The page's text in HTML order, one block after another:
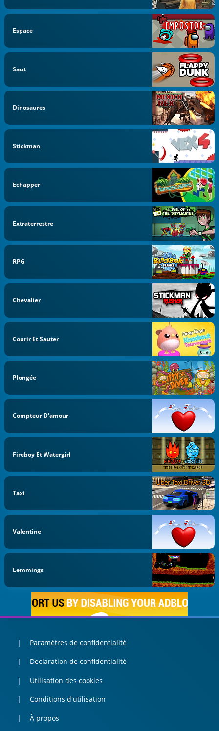
Espace
Saut
Dinosaures
Stickman
Echapper
Extraterrestre
RPG
Chevalier
Courir Et Sauter
Plongée
Compteur D'amour
Fireboy Et Watergirl
Taxi
Valentine
Lemmings
Paramètres de confidentialité
Declaration de confidentialité
Utilisation des cookies
Conditions d'utilisation
À propos